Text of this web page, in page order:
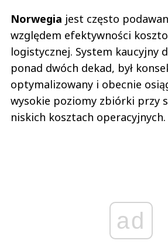
Norwegia jest często
względem efektywności
logistycznej. System kaucyjny
ponad dwóch dekad, był
optymalizowany i obecnie
wysokie poziomy zbiórki przy
niskich kosztach operacyjnych.
ad